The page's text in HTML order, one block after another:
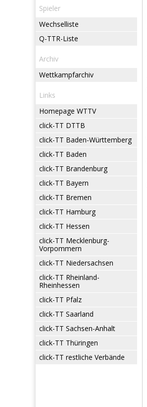
Spieler
Wechselliste
Q-TTR-Liste
Archiv
Wettkampfarchiv
Links
Homepage WTTV
click-TT DTTB
click-TT Baden-Württemberg
click-TT Baden
click-TT Brandenburg
click-TT Bayern
click-TT Bremen
click-TT Hamburg
click-TT Hessen
click-TT Mecklenburg-
Vorpommern
click-TT Niedersachsen
click-TT Rheinland-
Rheinhessen
click-TT Pfalz
click-TT Saarland
click-TT Sachsen-Anhalt
click-TT Thüringen
click-TT restliche Verbände